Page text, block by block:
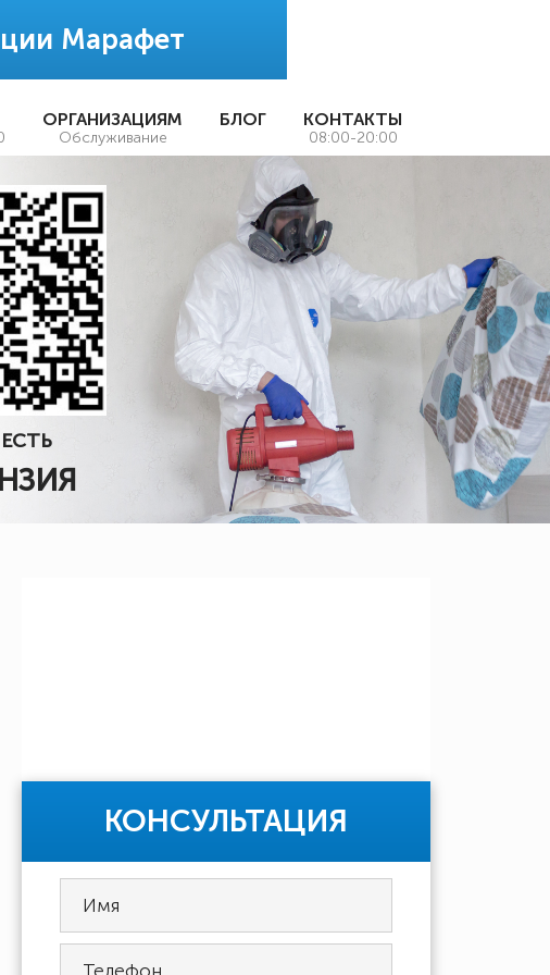
Марафет
ОРГАНИЗАЦИЯМ
Обслуживание
БЛОГ КОНТАКТЫ
08:00-20:00
КОНСУЛЬТАЦИЯ